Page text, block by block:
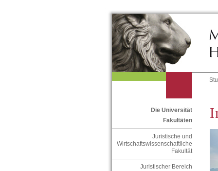
Die Universität
Fakultäten
Juristische und
Wirtschaftswissenschaftliche
Fakultät
Juristischer Bereich